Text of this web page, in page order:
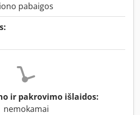
pabaigos
ir pakrovimo išlaidos:
nemokamai